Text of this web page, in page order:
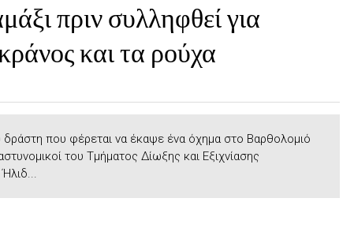
πριν συλληφθεί για
και τα ρούχα
δράστη που φέρεται να έκαψε ένα όχημα στο Βαρθολομιό
του Τμήματος Δίωξης και Εξιχνίασης